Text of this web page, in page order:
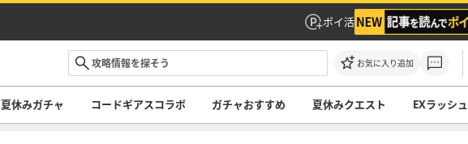
ポイ活
お気に入り追加
夏休みガチャ コードギアスコラボ ガチャおすすめ 夏休みクエスト EXラッシュ